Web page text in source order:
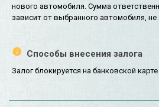
нового автомобиля. Сумма
зависит от выбранного автомобиля, не
Способы внесения залога
Залог блокируется на банковской